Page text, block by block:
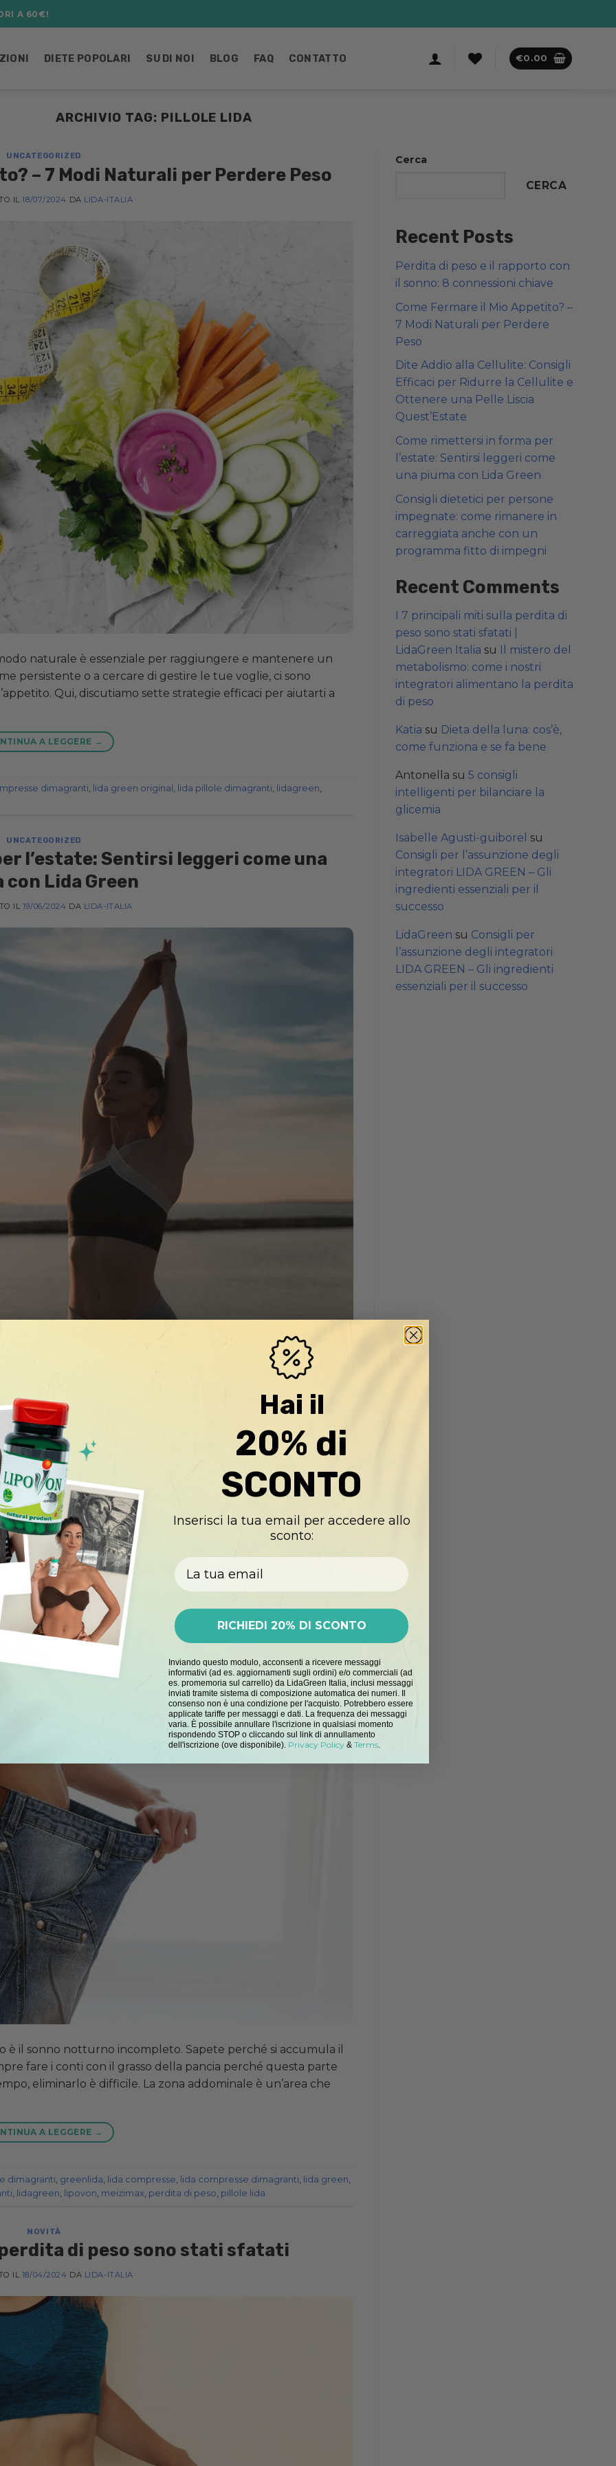
A 60€!
DIETE POPOLARI SU DI NOI BLOG FAQ CONTATTO €0.00
ARCHIVIO TAG: PILLOLE LIDA
UNCATEGORIZED
– 7 Modi Naturali per Perdere Peso
IL18/07/2024 DA LIDA-ITALIA
naturale è essenziale per raggiungere e mantenere un
persistente o a cercare di gestire le tue voglie, ci sono
Qui, discutiamo sette strategie efficaci per aiutarti a
A LEGGERE →
dimagranti lida green original lida pillole dimagranti lidagreen
UNCATEGORIZED
l’estate: Sentirsi leggeri come una
con Lida Green
IL 19/06/2024 DA LIDA-ITALIA
lo sogna, soprattutto quando l’estate è alle porte.
verso la vostra forma migliore e sentirvi leggere come
più importanti da seguire per perdere grasso, accelerare il
A LEGGERE→
green lida pillole dimagranti, lida compresse dimagranti
lida
NOVITÀ
8 motivi di accumulo
IL 25/04/2024 DALIDA-ITALIA
è il sonno notturno incompleto. Sapete perché si accumula il
fare i conti con il grasso della pancia perché questa parte
eliminarlo è difficile. La zona addominale è un’area che
A LEGGERE →
dimagranti greenlida lida compresse lida compresse dimagranti lida green
lidagreen lipovon meizimax perdita di peso pillole lida
NOVITÀ
di peso sono stati sfatati
IL 18/04/2024 DA LIDA-ITALIA
Cerca
CERCA
Recent Posts
Perdita di peso e il rapporto con
il sonno: 8 connessioni chiave
Come Fermare il Mio Appetito? –
7 Modi Naturali per Perdere
Peso
Dite Addio alla Cellulite: Consigli
Efficaci per Ridurre la Cellulite e
Ottenere una Pelle Liscia
Quest’Estate
Come rimettersi in forma per
l’estate: Sentirsi leggeri come
una piuma con Lida Green
Consigli dietetici per persone
impegnate: come rimanere in
carreggiata anche con un
programma fitto di impegni
Recent Comments
I 7 principali miti sulla perdita di
peso sono stati sfatati |
LidaGreen Italia su
Il mistero del
metabolismo: come i nostri
integratori alimentano la perdita
di peso
Katia su Dieta della luna: cos’è,
come funziona e se fa bene
Antonella su 5 consigli
intelligenti per bilanciare la
glicemia
Isabelle Agusti-guiborel su
Consigli per l’assunzione degli
integratori LIDA GREEN – Gli
ingredienti essenziali per il
successo
LidaGreen su Consigli per
l’assunzione degli integratori
LIDA GREEN – Gli ingredienti
essenziali per il successo
Hai il
20% di
SCONTO
Inserisci la tua email per accedere allo
sconto:
Email
RICHIEDI 20% DI SCONTO
Inviando questo modulo, acconsenti a ricevere messaggi
informativi (ad es. aggiornamenti sugli ordini) e/o commerciali (ad
es. promemoria sul carrello) da LidaGreen Italia, inclusi messaggi
inviati tramite sistema di composizione automatica dei numeri. Il
consenso non è una condizione per l'acquisto. Potrebbero essere
applicate tariffe per messaggi e dati. La frequenza dei messaggi
varia. È possibile annullare l'iscrizione in qualsiasi momento
rispondendo STOP o cliccando sul link di annullamento
dell'iscrizione (ove disponibile). Privacy Policy & Terms